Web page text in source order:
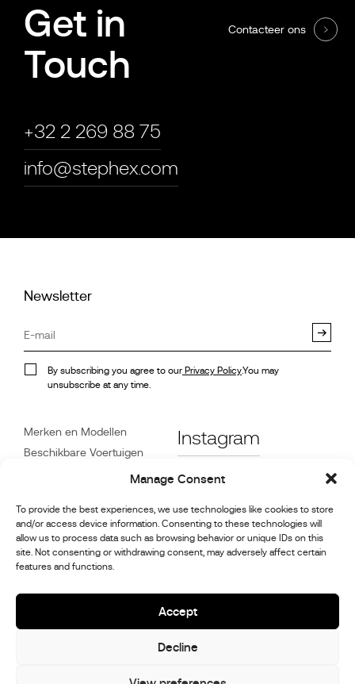
Manage Consent
To provide the best experiences, we use technologies like cookies to store
and/or access device information. Consenting to these technologies will
allow us to process data such as browsing behavior or unique IDs on this
site. Not consenting or withdrawing consent, may adversely affect certain
features and functions.
Accept
Decline
Get in
Touch
+32 2 269 88 75
info@stephex.com
Contacteer ons
Newsletter
By subscribing you agree to our Privacy Policy.You may
unsubscribe at any time.
Merken en Modellen
Beschikbare Voertuigen
Klantenservice
Dealers
Contact
onderhoudsinformatie
Instagram
Facebook
Stephex Group